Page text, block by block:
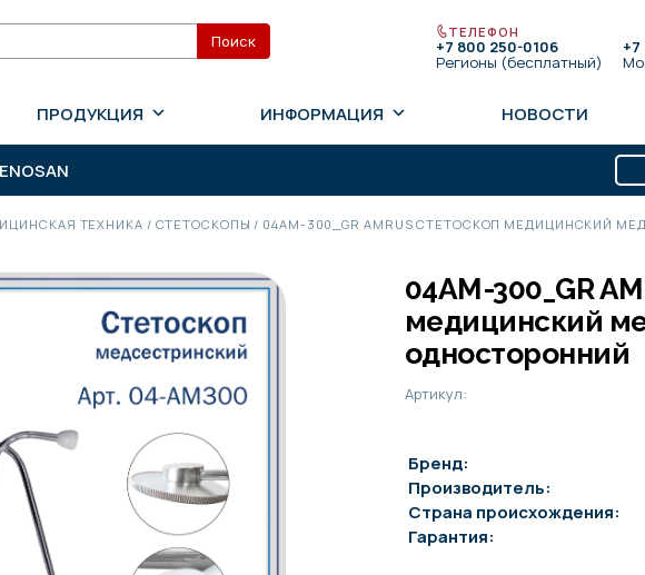
ТЕЛЕФОН
+7 800 250-0106
Регионы (бесплатный)
+7
ПРОДУКЦИЯ ИНФОРМАЦИЯ НОВОСТИ
ТЕХНИКА / СТЕТОСКОПЫ / 04AM-300_GR AMRUS СТЕТОСКОП МЕДИЦИНСКИЙ
04AM-300_GR
медицинский
односторонний
Артикул:
Бренд:
Производитель:
Страна происхождения:
Гарантия: